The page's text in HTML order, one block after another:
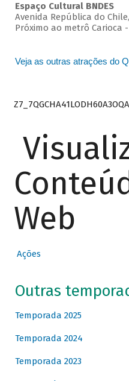
Espaço Cultural BNDES
Avenida República do
Próximo ao metrô Carioca -
Veja as outras atrações do
Web
Ações
Outras
Temporada 2025
Temporada 2024
Temporada 2023